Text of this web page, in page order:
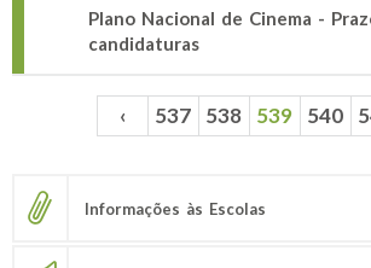
Plano Nacional de Cinema -
candidaturas
Páginas ‹ 537 538 539 540
Informações às Escolas